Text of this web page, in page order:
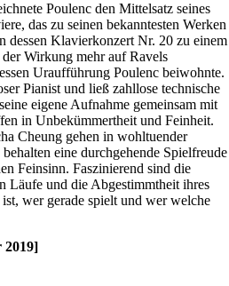
Poulenc den Mittelsatz seines
das zu seinen bekanntesten Werken
dessen Klavierkonzert Nr. 20 zu einem
Wirkung mehr auf Ravels
Uraufführung Poulenc beiwohnte.
Pianist und ließ zahllose technische
eigene Aufnahme gemeinsam mit
in Unbekümmertheit und Feinheit.
Cheung gehen in wohltuender
eine durchgehende Spielfreude
Feinsinn. Faszinierend sind die
Läufe und die Abgestimmtheit ihres
ist, wer gerade spielt und wer welche
2019]